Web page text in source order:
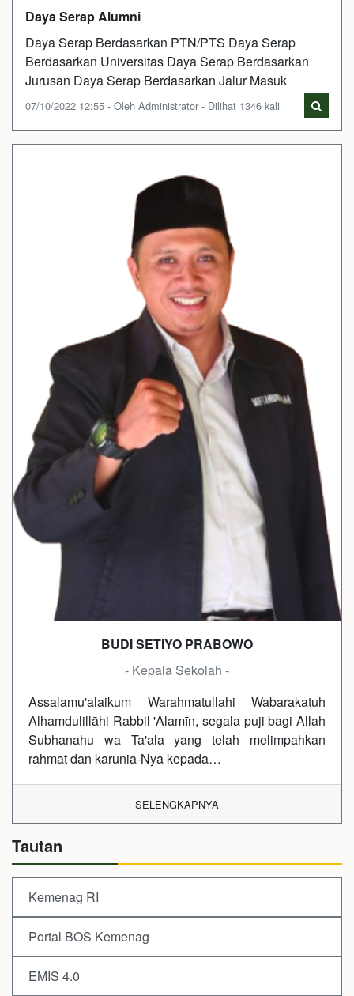
Daya Serap Alumni
Daya Serap Berdasarkan PTN/PTS Daya Serap
Berdasarkan Universitas Daya Serap Berdasarkan
Jurusan Daya Serap Berdasarkan Jalur Masuk
07/10/2022 12:55 - Oleh Administrator - Dilihat 1346 kali
BUDI SETIYO PRABOWO
- Kepala Sekolah -
Assalamu'alaikum Warahmatullahi Wabarakatuh
Alhamdulillāhi Rabbil 'Ālamīn, segala puji bagi Allah
Subhanahu wa Ta'ala yang telah melimpahkan
rahmat dan karunia-Nya kepada…
SELENGKAPNYA
Tautan
Kemenag RI
Portal BOS Kemenag
EMIS 4.0